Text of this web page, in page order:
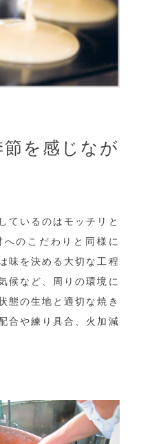
を感じなが
ているのはモッチリと
のこだわりと同様に
味を決める大切な工程
候など、周りの環境に
態の生地と適切な焼き
合や練り具合、火加減